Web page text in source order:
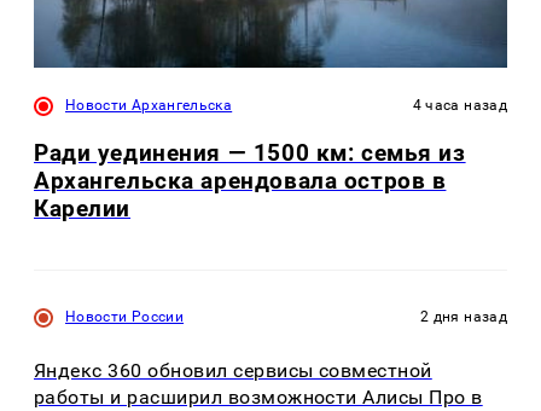
Новости Архангельска 4 часа назад
Ради уединения — 1500 км: семья из
Архангельска арендовала остров в
Карелии
Новости России 2 дня назад
Яндекс 360 обновил сервисы совместной
работы и расширил возможности Алисы Про в